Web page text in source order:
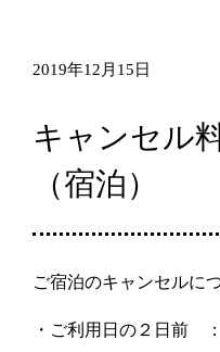
2019年12月15日
キャンセル
（宿泊）
ご宿泊のキャンセルに
・ご利用日の２日前